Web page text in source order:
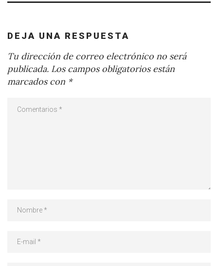
DEJA UNA RESPUESTA
Tu dirección de correo electrónico no será
publicada. Los campos obligatorios están
marcados con *